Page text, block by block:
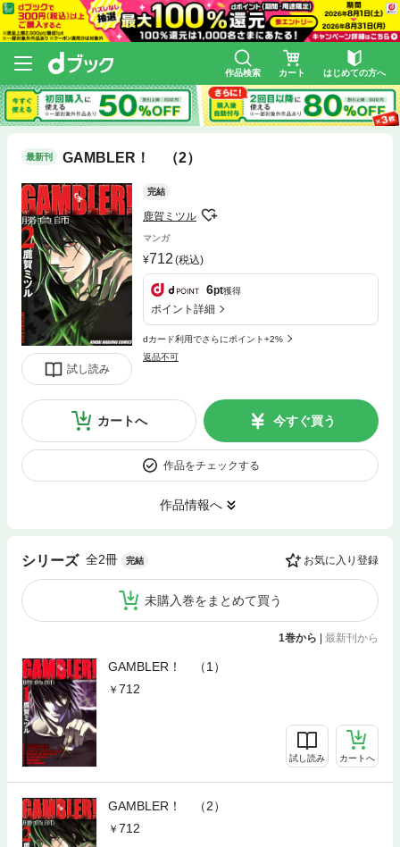
作品検索 カート はじめての方へ
最新刊 GAMBLER！ （2）
試し読み
完結
鹿賀ミツル
マンガ
712 (税込)
6pt獲得
ポイント詳細
dカード利用でさらにポイント+2%
返品不可
カートへ 今すぐ買う
作品をチェックする
作品情報へ
シリーズ 全2冊 完結 お気に入り登録
未購入巻をまとめて買う
1巻から | 最新刊から
GAMBLER！ （1）
712
試し読み カートへ
GAMBLER！ （2）
712